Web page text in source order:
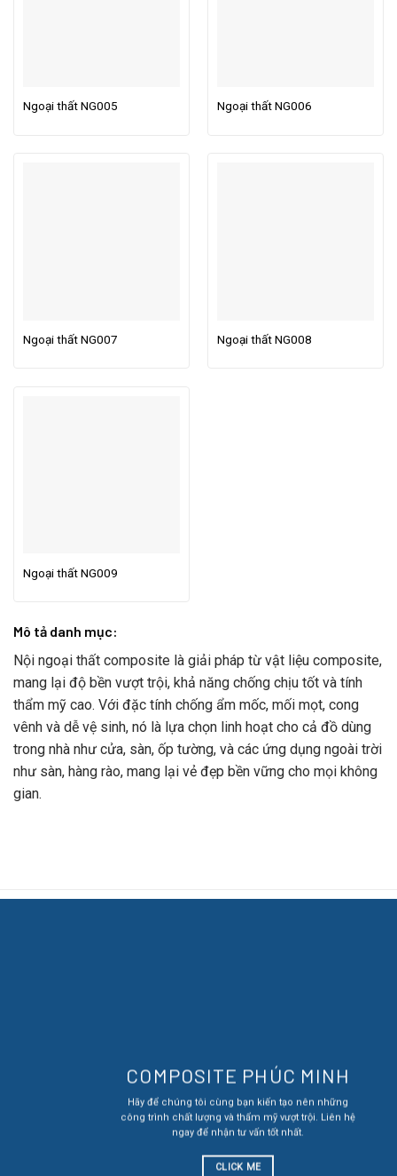
Ngoại thất NG005 Ngoại thất NG006
Ngoại thất NG007 Ngoại thất NG008
Ngoại thất NG009
Mô tả danh mục:
Nội ngoại thất composite là giải pháp từ vật liệu composite,
mang lại độ bền vượt trội, khả năng chống chịu tốt và tính
thẩm mỹ cao. Với đặc tính chống ẩm mốc, mối mọt, cong
vênh và dễ vệ sinh, nó là lựa chọn linh hoạt cho cả đồ dùng
trong nhà như cửa, sàn, ốp tường, và các ứng dụng ngoài trời
như sàn, hàng rào, mang lại vẻ đẹp bền vững cho mọi không
gian.
COMPOSITE PHÚC MINH
Hãy để chúng tôi cùng bạn kiến tạo nên những
công trình chất lượng và thẩm mỹ vượt trội. Liên hệ
ngay để nhận tư vấn tốt nhất.
CLICK ME